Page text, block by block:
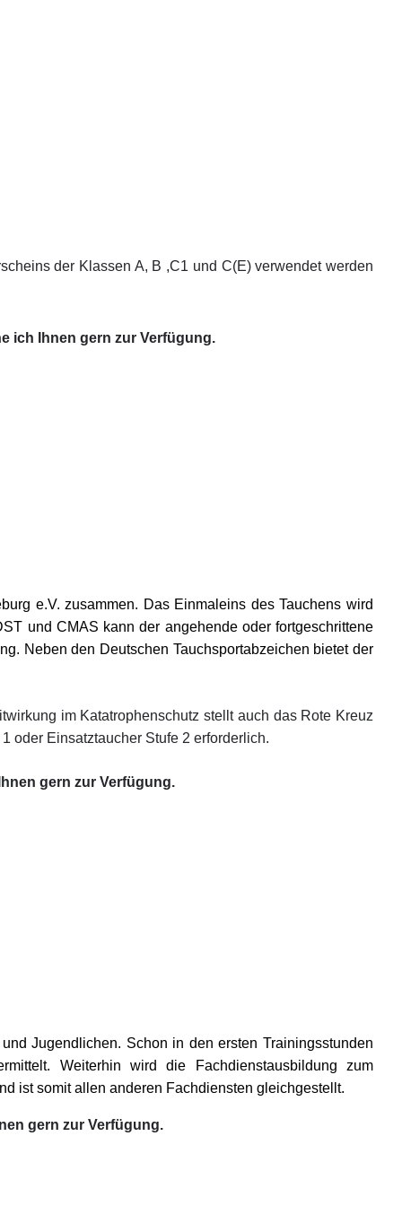
der Klassen A, B ,C1 und C(E) verwendet werden
ich Ihnen gern zur Verfügung.
e.V. zusammen. Das Einmaleins des Tauchens wird
und CMAS kann der angehende oder fortgeschrittene
Neben den Deutschen Tauchsportabzeichen bietet der
im Katatrophenschutz stellt auch das Rote Kreuz
oder Einsatztaucher Stufe 2 erforderlich.
gern zur Verfügung.
Jugendlichen. Schon in den ersten Trainingsstunden
Weiterhin wird die Fachdienstausbildung zum
ist somit allen anderen Fachdiensten gleichgestellt.
gern zur Verfügung.